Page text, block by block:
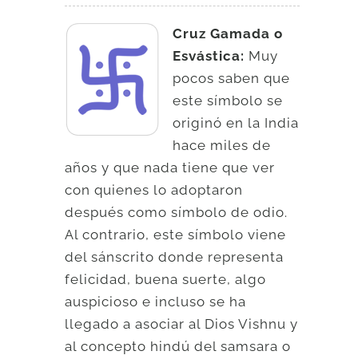
Cruz Gamada o
Esvástica: Muy
pocos saben que
este símbolo se
originó en la India
hace miles de
años y que nada tiene que ver
con quienes lo adoptaron
después como símbolo de odio.
Al contrario, este símbolo viene
del sánscrito donde representa
felicidad, buena suerte, algo
auspicioso e incluso se ha
llegado a asociar al Dios Vishnu y
al concepto hindú del samsara o